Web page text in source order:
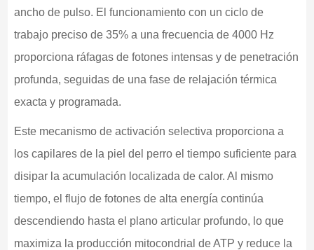
ancho de pulso. El funcionamiento con un ciclo de
trabajo preciso de 35% a una frecuencia de 4000 Hz
proporciona ráfagas de fotones intensas y de penetración
profunda, seguidas de una fase de relajación térmica
exacta y programada.
Este mecanismo de activación selectiva proporciona a
los capilares de la piel del perro el tiempo suficiente para
disipar la acumulación localizada de calor. Al mismo
tiempo, el flujo de fotones de alta energía continúa
descendiendo hasta el plano articular profundo, lo que
maximiza la producción mitocondrial de ATP y reduce la